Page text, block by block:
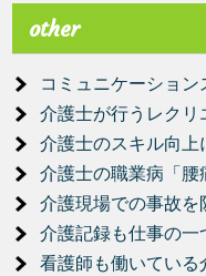
other
コミュニケーショ
介護士が行うレクリ
介護士のスキル向
介護士の職業病「腰
介護現場での事故を
介護記録も仕事の一
看護師も働いている